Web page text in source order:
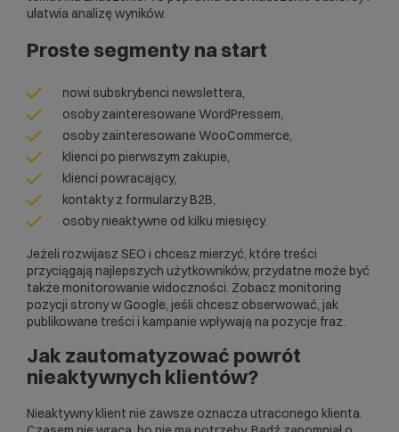
ułatwia analizę wyników.
Proste segmenty na start
nowi subskrybenci newslettera,
osoby zainteresowane WordPressem,
osoby zainteresowane WooCommerce,
klienci po pierwszym zakupie,
klienci powracający,
kontakty z formularzy B2B,
osoby nieaktywne od kilku miesięcy.
Jeżeli rozwijasz SEO i chcesz mierzyć, które treści
przyciągają najlepszych użytkowników, przydatne może być
także monitorowanie widoczności. Zobacz monitoring
pozycji strony w Google, jeśli chcesz obserwować, jak
publikowane treści i kampanie wpływają na pozycje fraz.
Jak zautomatyzować powrót
nieaktywnych klientów?
Nieaktywny klient nie zawsze oznacza utraconego klienta.